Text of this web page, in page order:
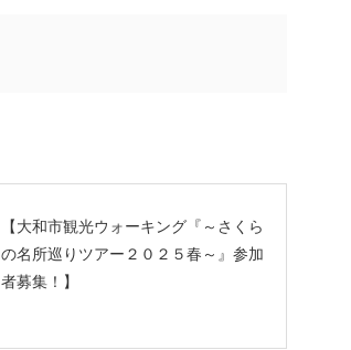
【大和市観光ウォーキング『～さくら
の名所巡りツアー２０２５春～』参加
者募集！】